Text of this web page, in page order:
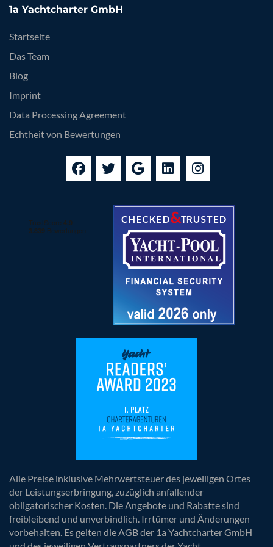
1a Yachtcharter GmbH
Startseite
Das Team
Blog
Imprint
Data Processing Agreement
Echtheit von Bewertungen
Alle Preise inklusive Mehrwertsteuer des jeweiligen Ortes
der Leistungserbringung, zuzüglich anfallender
obligatorischer Kosten. Die Angebote und Rabatte sind
freibleibend und unverbindlich. Irrtümer und Änderungen
vorbehalten. Es gelten die AGB der 1a Yachtcharter GmbH